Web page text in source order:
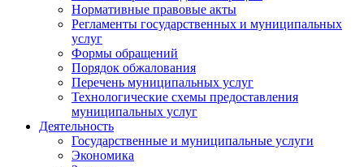
Нормативные правовые акты
Регламенты государственных и муниципальных
услуг
Формы обращений
Порядок обжалования
Перечень муниципальных услуг
Технологические схемы предоставления
муниципальных услуг
Деятельность
Государственные и муниципальные услуги
Экономика